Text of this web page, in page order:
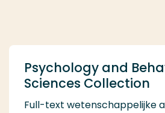
Psychology and
Sciences Collection
Full-text wetenschappelijke